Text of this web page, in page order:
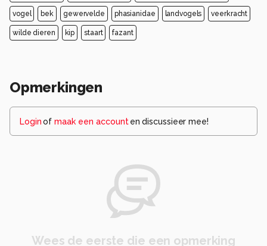
vogel bek gewervelde phasianidae landvogels veerkracht
wilde dieren kip staart fazant
Opmerkingen
Loginof maak een account en discussieer mee!
Wees de eerste die een opmerking